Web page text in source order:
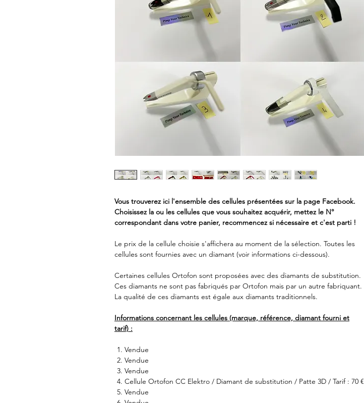
Vous trouverez ici l'ensemble des cellules présentées sur la page Facebook.
Choisissez la ou les cellules que vous souhaitez acquérir, mettez le N°
correspondant dans votre panier, recommencez si nécessaire et c'est parti !
Le prix de la cellule choisie s'affichera au moment de la sélection. Toutes les
cellules sont fournies avec un diamant (voir informations ci-dessous).
Certaines cellules Ortofon sont proposées avec des diamants de substitution.
Ces diamants ne sont pas fabriqués par Ortofon mais par un autre fabriquant.
La qualité de ces diamants est égale aux diamants traditionnels.
Informations concernant les cellules (marque, référence, diamant fourni et
tarif) :
Vendue
Vendue
Vendue
Cellule Ortofon CC Elektro / Diamant de substitution / Patte 3D / Tarif : 70 €
Vendue